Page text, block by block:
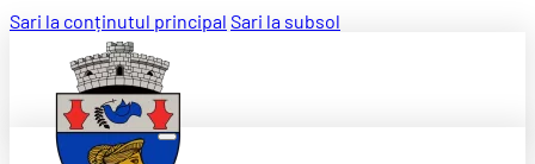
Sari la conținutul principal Sari la subsol